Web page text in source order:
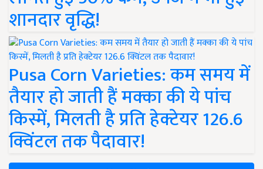
शानदार वृद्धि!
Pusa Corn Varieties: कम समय में
तैयार हो जाती हैं मक्का की ये पांच
किस्में, मिलती है प्रति हेक्टेयर 126.6
क्विंटल तक पैदावार!